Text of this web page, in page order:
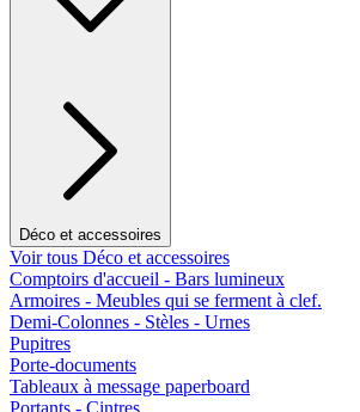
Déco et accessoires
Voir tous Déco et accessoires
Comptoirs d'accueil - Bars lumineux
Armoires - Meubles qui se ferment à clef.
Demi-Colonnes - Stèles - Urnes
Pupitres
Porte-documents
Tableaux à message paperboard